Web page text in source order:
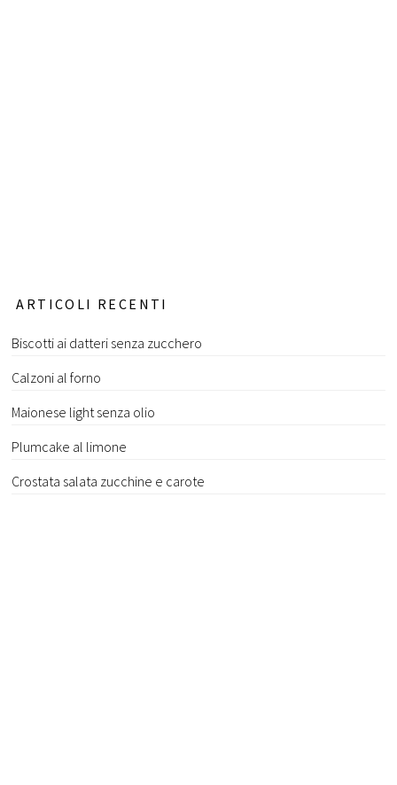
ARTICOLI RECENTI
Biscotti ai datteri senza zucchero
Calzoni al forno
Maionese light senza olio
Plumcake al limone
Crostata salata zucchine e carote